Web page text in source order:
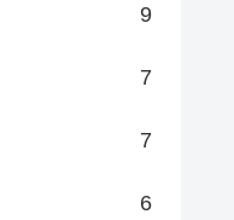
9
7
7
6